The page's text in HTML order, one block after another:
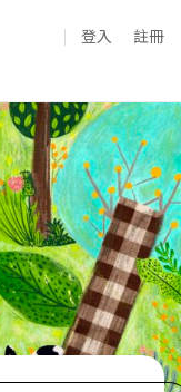
登入 註冊